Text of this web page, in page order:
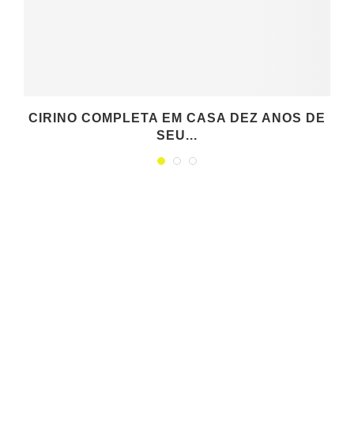
CIRINO COMPLETA EM CASA DEZ ANOS DE
SEU...